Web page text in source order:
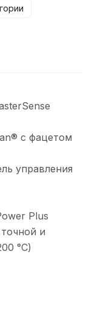
с фацетом
управления
Plus
и
°С)